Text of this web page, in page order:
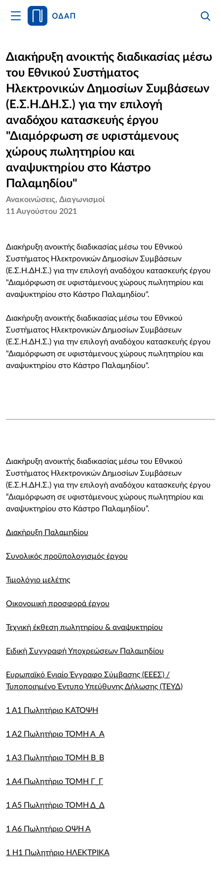
Άνοιγμα
Κυρίως
Αρχική
Οργανισμός
Υπηρεσίες
Νέα
Επικοινωνία
Διακήρυξη ανοικτής διαδικασίας μέσω
του Εθνικού Συστήματος
Ηλεκτρονικών Δημοσίων Συμβάσεων
(Ε.Σ.Η.ΔΗ.Σ.) για την επιλογή
αναδόχου κατασκευής έργου
"Διαμόρφωση σε υφιστάμενους
χώρους πωλητηρίου και
αναψυκτηρίου στο Κάστρο
Παλαμηδίου"
Ανακοινώσεις Διαγωνισμοί
11 Αυγούστου 2021
Διακήρυξη ανοικτής διαδικασίας μέσω του Εθνικού
Συστήματος Ηλεκτρονικών Δημοσίων Συμβάσεων
(Ε.Σ.Η.ΔΗ.Σ.) για την επιλογή αναδόχου κατασκευής έργου
"Διαμόρφωση σε υφιστάμενους χώρους πωλητηρίου και
αναψυκτηρίου στο Κάστρο Παλαμηδίου".
Διακήρυξη ανοικτής διαδικασίας μέσω του Εθνικού
Συστήματος Ηλεκτρονικών Δημοσίων Συμβάσεων
(Ε.Σ.Η.ΔΗ.Σ.) για την επιλογή αναδόχου κατασκευής έργου
"Διαμόρφωση σε υφιστάμενους χώρους πωλητηρίου και
αναψυκτηρίου στο Κάστρο Παλαμηδίου".
Διακήρυξη ανοικτής διαδικασίας μέσω του Εθνικού
Συστήματος Ηλεκτρονικών Δημοσίων Συμβάσεων
(Ε.Σ.Η.ΔΗ.Σ.) για την επιλογή αναδόχου κατασκευής έργου
“Διαμόρφωση σε υφιστάμενους χώρους πωλητηρίου και
αναψυκτηρίου στο Κάστρο Παλαμηδίου”.
Διακήρυξη Παλαμηδίου
Συνολικός προϋπολογισμός έργου
Τιμολόγιο μελέτης
Οικονομική προσφορά έργου
Τεχνική έκθεση πωλητηρίου & αναψυκτηρίου
Ειδική Συγγραφή Υποχρεώσεων Παλαμηδίου
Ευρωπαϊκό Ενιαίο Έγγραφο Σύμβασης (ΕΕΕΣ) /
Τυποποιημένο Έντυπο Υπεύθυνης Δήλωσης (ΤΕΥΔ)
1 Α1 Πωλητήριο ΚΑΤΟΨΗ
1 Α2 Πωλητήριο ΤΟΜΗ Α_Α
1 Α3 Πωλητήριο ΤΟΜΗ Β_Β
1 Α4 Πωλητήριο ΤΟΜΗ Γ_Γ
1 Α5 Πωλητήριο ΤΟΜΗ Δ_Δ
1 Α6 Πωλητήριο ΟΨΗ Α
1 Η1 Πωλητήριο ΗΛΕΚΤΡΙΚΑ